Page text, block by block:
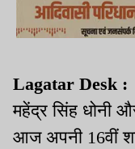
Lagatar Desk :
महेंद्र सिंह धोनी
आज अपनी 16वीं